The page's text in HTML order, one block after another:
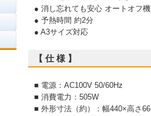
● 消し忘れても安心 オートオフ
● 予熱時間 約2分
● A3サイズ対応
【 仕 様 】
■ 電源：AC100V 50/60Hz
■ 消費電力：505W
■ 外形寸法（約）：幅440×高さ